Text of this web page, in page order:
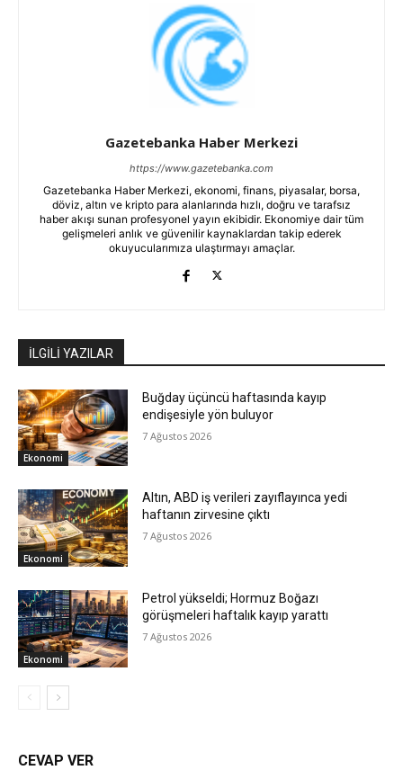
Gazetebanka Haber Merkezi
https://www.gazetebanka.com
Gazetebanka Haber Merkezi, ekonomi, finans, piyasalar, borsa,
döviz, altın ve kripto para alanlarında hızlı, doğru ve tarafsız
haber akışı sunan profesyonel yayın ekibidir. Ekonomiye dair tüm
gelişmeleri anlık ve güvenilir kaynaklardan takip ederek
okuyucularımıza ulaştırmayı amaçlar.
İLGİLİ YAZILAR
Ekonomi
Buğday üçüncü haftasında kayıp
endişesiyle yön buluyor
7 Ağustos 2026
Ekonomi
Altın, ABD iş verileri zayıflayınca yedi
haftanın zirvesine çıktı
7 Ağustos 2026
Ekonomi
Petrol yükseldi; Hormuz Boğazı
görüşmeleri haftalık kayıp yarattı
7 Ağustos 2026
CEVAP VER